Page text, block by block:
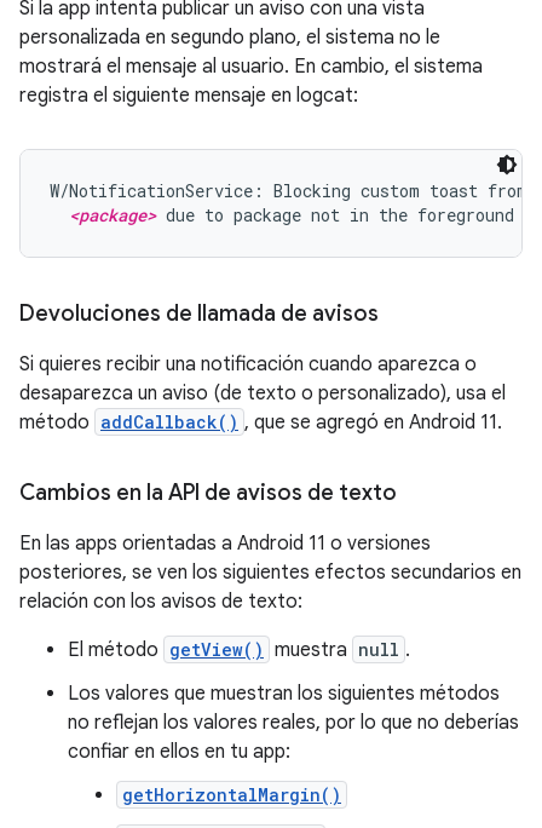
Si la app intenta publicar un aviso con una vista
personalizada en segundo plano, el sistema no le
mostrará el mensaje al usuario. En cambio, el sistema
registra el siguiente mensaje en logcat:
W/NotificationService: Blocking custom toast from
<package> due to package not in the foreground
Devoluciones de llamada de avisos
Si quieres recibir una notificación cuando aparezca o
desaparezca un aviso (de texto o personalizado), usa el
método addCallback() , que se agregó en Android 11.
Cambios en la API de avisos de texto
En las apps orientadas a Android 11 o versiones
posteriores, se ven los siguientes efectos secundarios en
relación con los avisos de texto:
El método getView() muestra null .
Los valores que muestran los siguientes métodos
no reflejan los valores reales, por lo que no deberías
confiar en ellos en tu app:
getHorizontalMargin()